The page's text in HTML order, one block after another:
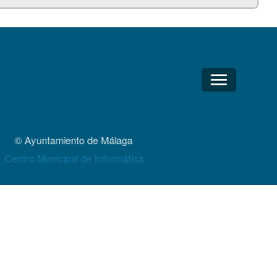
© Ayuntamiento de Málaga
Centro Municipal de Informática